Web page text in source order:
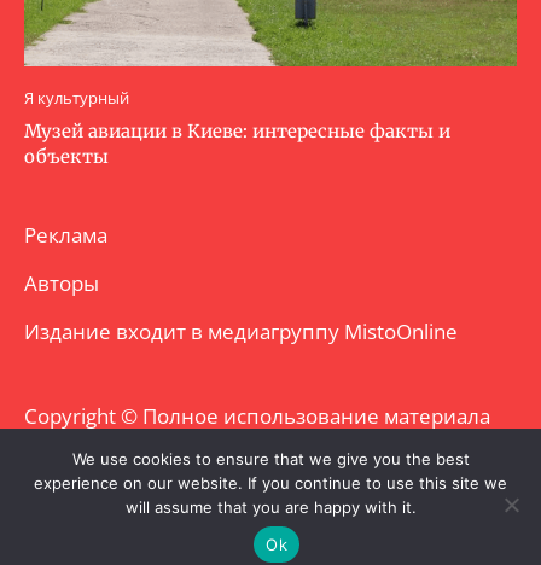
Я культурный
Музей авиации в Киеве: интересные факты и
объекты
Реклама
Авторы
Издание входит в медиагруппу MistoOnline
Copyright © Полное использование материала
запрещено. Частично разрешено с
гиперссылкой.
We use cookies to ensure that we give you the best
experience on our website. If you continue to use this site we
will assume that you are happy with it.
Ok